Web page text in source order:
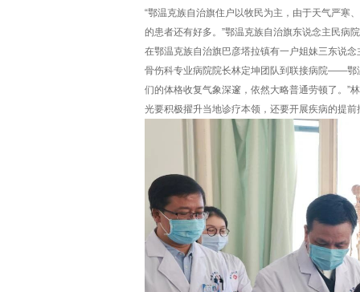
“鄂温克族自治旗住户以牧民为主，由于天气严寒
的患者还有好多。”鄂温克族自治旗东说念主民病
在鄂温克族自治旗巴彦塔拉镇有一户姐妹三东说
骨伤科专业病院院长林定坤团队到联接病院——鄂
们的体格收复气象深邃，依然大略普通劳顿了。”
光要积极擢升当地诊疗本领，还要开展疾病的提